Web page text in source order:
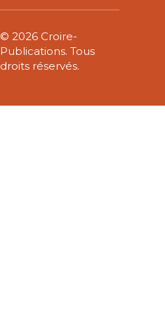
© 2026 Croire-
Publications. Tous
droits réservés.